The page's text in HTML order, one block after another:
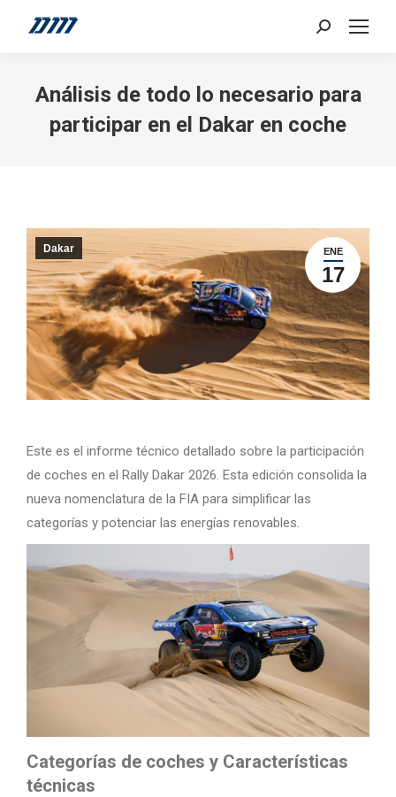
Search:
Análisis de todo lo necesario para
participar en el Dakar en coche
ENE
17
Dakar
Este es el informe técnico detallado sobre la participación
de coches en el Rally Dakar 2026. Esta edición consolida la
nueva nomenclatura de la FIA para simplificar las
categorías y potenciar las energías renovables.
Categorías de coches y Características
técnicas